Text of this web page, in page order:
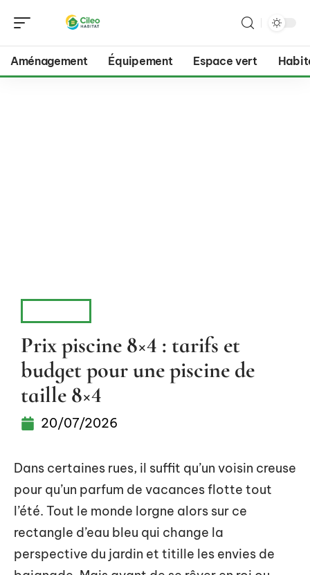
Aménagement Équipement Espace vert
Prix piscine 8×4 : tarifs et
budget pour une piscine de
taille 8×4
20/07/2026
Dans certaines rues, il suffit qu’un voisin creuse
pour qu’un parfum de vacances flotte tout
l’été. Tout le monde lorgne alors sur ce
rectangle d’eau bleu qui change la
perspective du jardin et titille les envies de